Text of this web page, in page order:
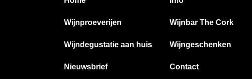
Wijnproeverijen Wijnbar The Cork
Wijndegustatie aan huis Wijngeschenken
Nieuwsbrief Contact